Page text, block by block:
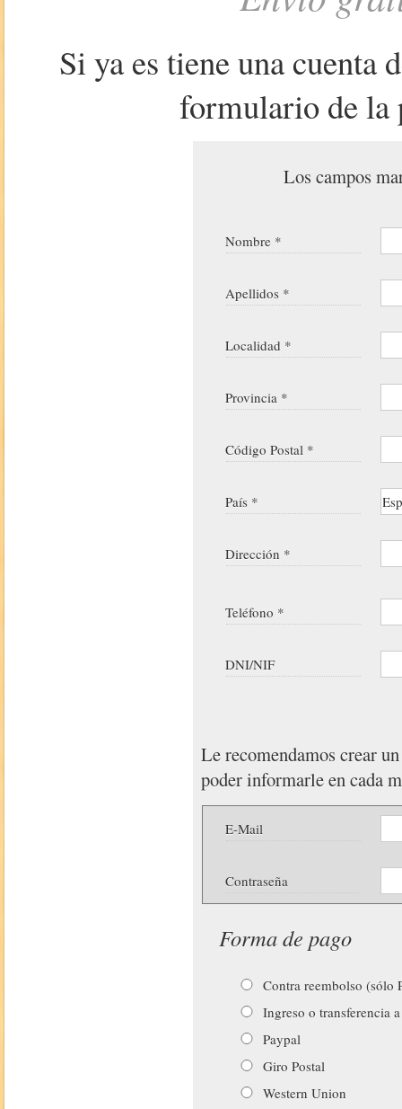
Si ya es tiene una cuenta
formulario de la
Los campos
Nombre *
Apellidos *
Localidad *
Provincia *
Código Postal *
País *
Dirección *
Teléfono *
DNI/NIF
Le recomendamos crear
poder informarle en cada
E-Mail
Contraseña
Forma de pago
Contra reembolso (sólo
Ingreso o transferencia
Paypal
Giro Postal
Western Union